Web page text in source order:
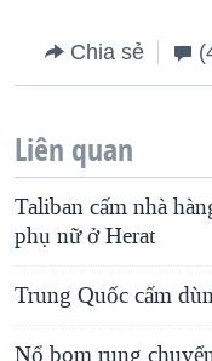
Chia sẻ
Liên quan
Taliban cấm nhà
phụ nữ ở Herat
Trung Quốc cấm